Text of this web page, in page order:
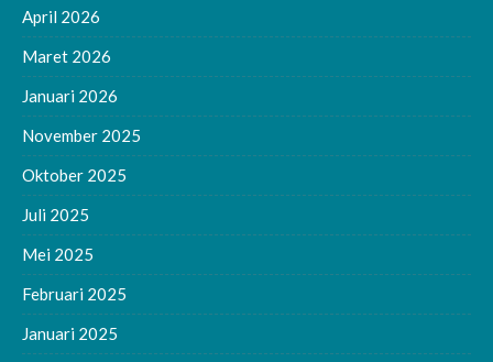
April 2026
Maret 2026
Januari 2026
November 2025
Oktober 2025
Juli 2025
Mei 2025
Februari 2025
Januari 2025